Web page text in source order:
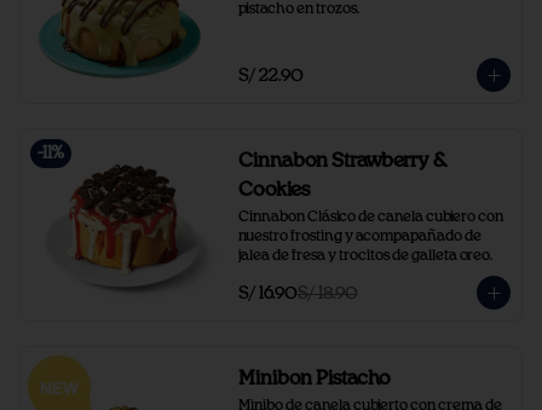
pistacho en trozos.
S/ 22.90
-11 %
Cinnabon Strawberry &
Cookies
Cinnabon Clásico de canela cubiero con
nuestro frosting y acompapañado de
jalea de fresa y trocitos de galleta oreo.
S/ 16.90S/ 18.90
Minibon Pistacho
Minibo de canela cubierto con crema de